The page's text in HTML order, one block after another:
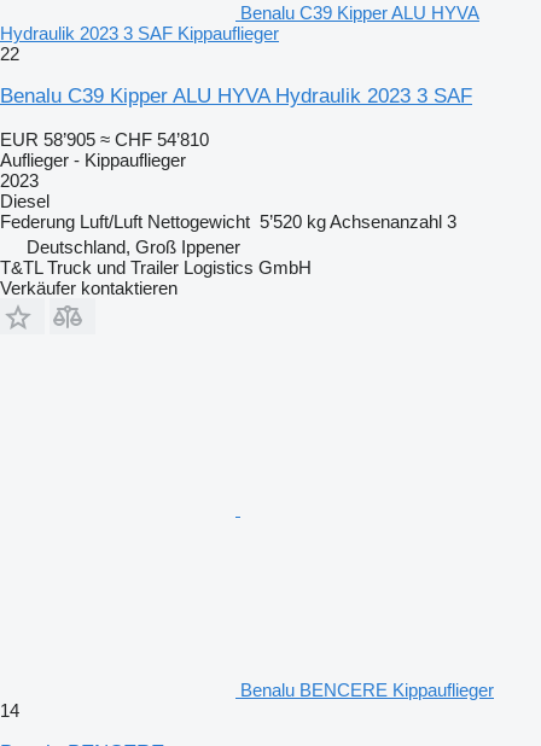
Benalu C39 Kipper ALU HYVA
Hydraulik 2023 3 SAF Kippauflieger
22
Benalu C39 Kipper ALU HYVA Hydraulik 2023 3 SAF
EUR 58’905 ≈ CHF 54’810
Auflieger - Kippauflieger
2023
Diesel
Federung Luft/Luft Nettogewicht 5’520 kgAchsenanzahl 3
Deutschland, Groß Ippener
T&TL Truck und Trailer Logistics GmbH
Verkäufer kontaktieren
Benalu BENCERE Kippauflieger
14